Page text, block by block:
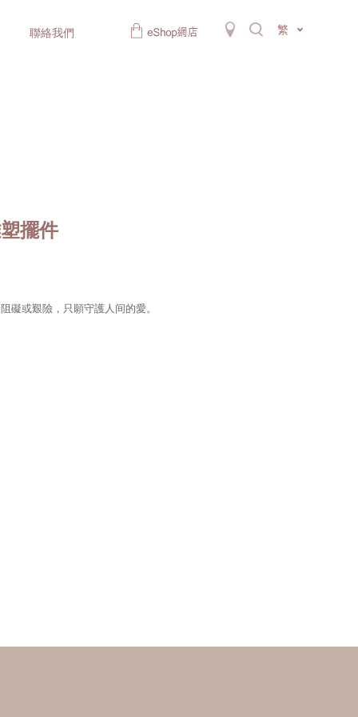
聯絡我們 繁
擺件
礙或艱險，只願守護人间的愛。